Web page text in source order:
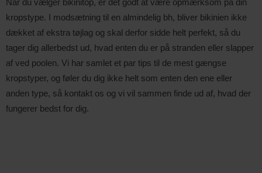
Når du vælger bikinitop, er det godt at være opmærksom på din
kropstype. I modsætning til en almindelig bh, bliver bikinien ikke
dækket af ekstra tøjlag og skal derfor sidde helt perfekt, så du
tager dig allerbedst ud, hvad enten du er på stranden eller slapper
af ved poolen. Vi har samlet et par tips til de mest gængse
kropstyper, og føler du dig ikke helt som enten den ene eller
anden type, så kontakt os og vi vil sammen finde ud af, hvad der
fungerer bedst for dig.